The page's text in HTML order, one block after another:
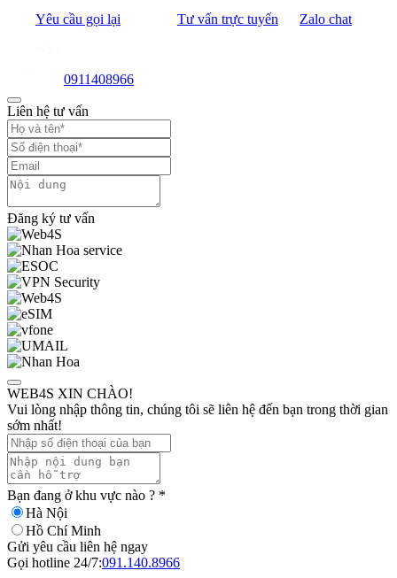
Yêu cầu gọi lại Tư vấn trực tuyến Zalo chat
0911408966
Liên hệ tư vấn
Đăng ký tư vấn
WEB4S XIN CHÀO!
Vui lòng nhập thông tin, chúng tôi sẽ liên hệ đến bạn trong thời gian
sớm nhất!
Bạn đang ở khu vực nào ? *
Hà Nội
Hồ Chí Minh
Gửi yêu cầu liên hệ ngay
Gọi hotline 24/7:091.140.8966